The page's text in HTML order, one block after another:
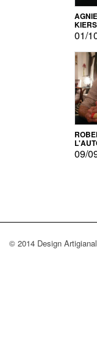
01/
CON
09/
© 2014 Design